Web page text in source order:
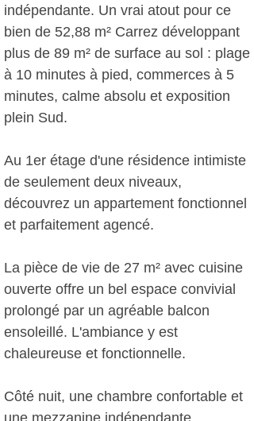
indépendante. Un vrai atout pour ce
bien de 52,88 m² Carrez développant
plus de 89 m² de surface au sol : plage
à 10 minutes à pied, commerces à 5
minutes, calme absolu et exposition
plein Sud.
Au 1er étage d'une résidence intimiste
de seulement deux niveaux,
découvrez un appartement fonctionnel
et parfaitement agencé.
La pièce de vie de 27 m² avec cuisine
ouverte offre un bel espace convivial
prolongé par un agréable balcon
ensoleillé. L'ambiance y est
chaleureuse et fonctionnelle.
Côté nuit, une chambre confortable et
une mezzanine indépendante